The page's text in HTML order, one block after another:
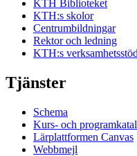
KTH Biblioteket
KTH:s skolor
Centrumbildningar
Rektor och ledning
KTH:s verksamhetsstöd
Tjänster
Schema
Kurs- och
Lärplattformen Canvas
Webbmejl